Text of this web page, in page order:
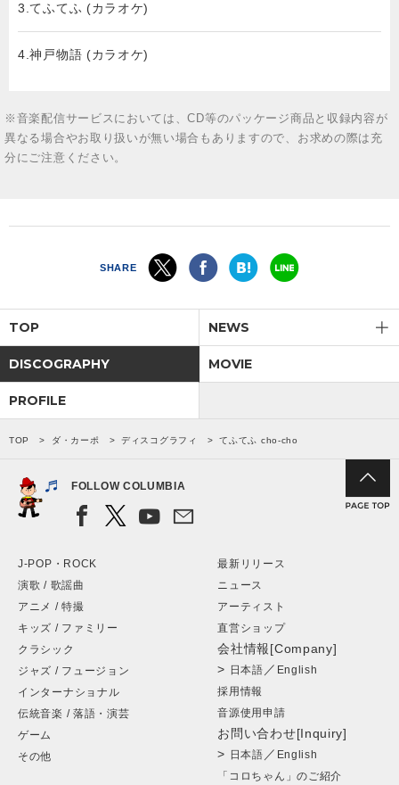
3.てふてふ (カラオケ)
4.神戸物語 (カラオケ)
※音楽配信サービスにおいては、CD等のパッケージ商品と収録内容が
異なる場合やお取り扱いが無い場合もありますので、お求めの際は充
分にご注意ください。
SHARE
TOP NEWS
DISCOGRAPHY MOVIE
PROFILE
TOP ダ・カーポ ディスコグラフィ てふてふ cho-cho
FOLLOW COLUMBIA
J-POP・ROCK
演歌 / 歌謡曲
アニメ / 特撮
キッズ / ファミリー
クラシック
ジャズ / フュージョン
インターナショナル
伝統音楽 / 落語・演芸
ゲーム
その他
最新リリース
ニュース
アーティスト
直営ショップ
会社情報[Company]
> 日本語 ／ English
採用情報
音源使用申請
お問い合わせ[Inquiry]
> 日本語 ／ English
「コロちゃん」のご紹介